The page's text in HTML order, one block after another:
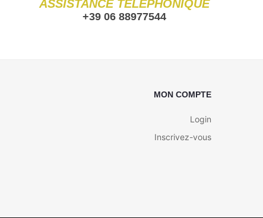
ASSISTANCE TÉLÉPHONIQUE
+39 06 88977544
MON COMPTE
Login
Inscrivez-vous